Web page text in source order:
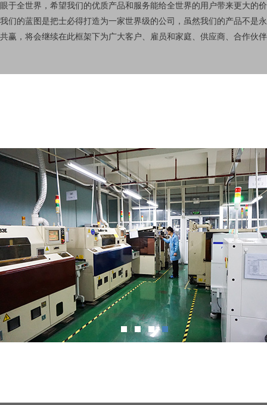
眼于全世界，希望我们的优质产品和服务能给全世界的用户带来更大的
我们的蓝图是把士必得打造为一家世界级的公司，虽然我们的产品不是
共赢，将会继续在此框架下为广大客户、雇员和家庭、供应商、合作伙